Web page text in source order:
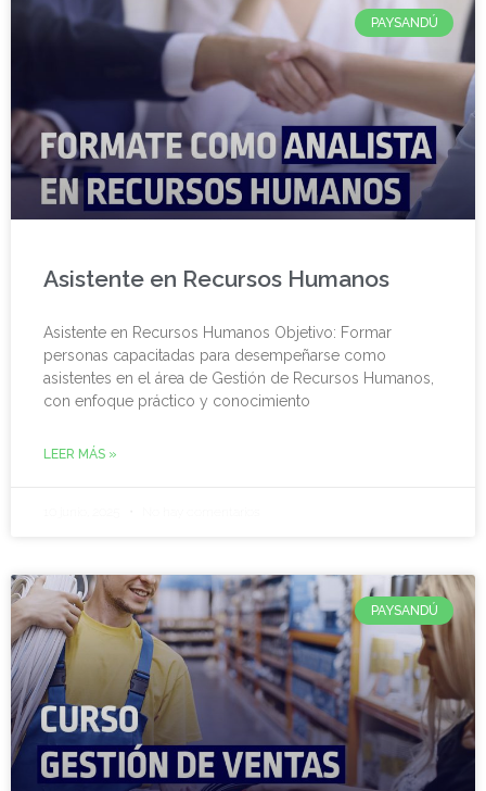
PAYSANDÚ
Asistente en Recursos Humanos
Asistente en Recursos Humanos Objetivo: Formar
personas capacitadas para desempeñarse como
asistentes en el área de Gestión de Recursos Humanos,
con enfoque práctico y conocimiento
LEER MÁS »
PAYSANDÚ